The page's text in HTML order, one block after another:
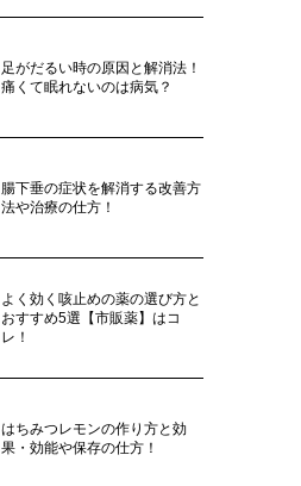
足がだるい時の原因と解消法！
痛くて眠れないのは病気？
腸下垂の症状を解消する改善方
法や治療の仕方！
よく効く咳止めの薬の選び方と
おすすめ5選【市販薬】はコ
レ！
はちみつレモンの作り方と効
果・効能や保存の仕方！